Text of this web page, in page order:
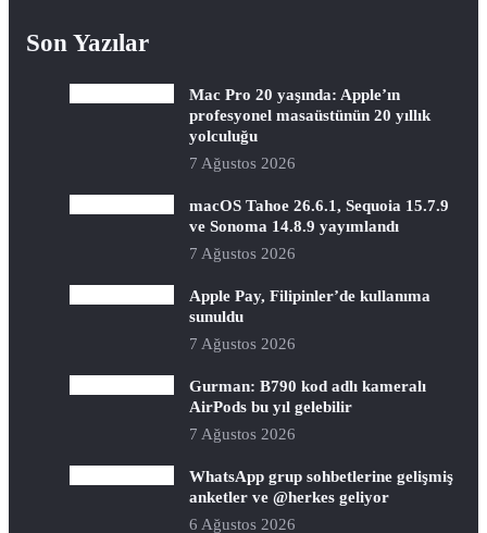
Son Yazılar
Mac Pro 20 yaşında: Apple’ın
profesyonel masaüstünün 20 yıllık
yolculuğu
7 Ağustos 2026
macOS Tahoe 26.6.1, Sequoia 15.7.9
ve Sonoma 14.8.9 yayımlandı
7 Ağustos 2026
Apple Pay, Filipinler’de kullanıma
sunuldu
7 Ağustos 2026
Gurman: B790 kod adlı kameralı
AirPods bu yıl gelebilir
7 Ağustos 2026
WhatsApp grup sohbetlerine gelişmiş
anketler ve @herkes geliyor
6 Ağustos 2026